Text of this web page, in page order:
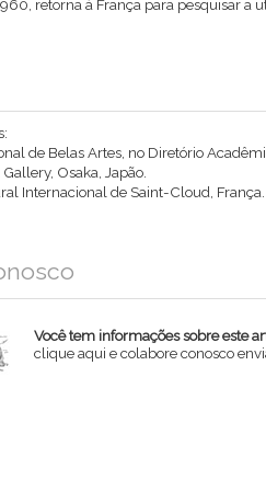
retorna à França para pesquisar a
de Belas Artes, no Diretório
Osaka, Japão.
Internacional de Saint-Cloud, França.
Você tem informações sobre este
clique aqui e colabore conosco